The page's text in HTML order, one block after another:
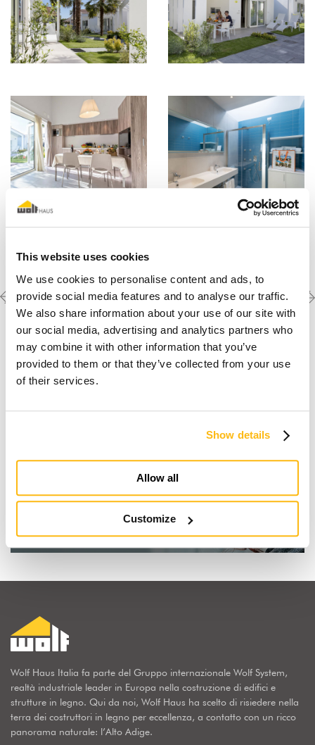
This website uses cookies
We use cookies to personalise content and ads, to
provide social media features and to analyse our traffic.
We also share information about your use of our site with
our social media, advertising and analytics partners who
may combine it with other information that you’ve
provided to them or that they’ve collected from your use
of their services.
Show details
Allow all
Customize
Previous
project
realizzazioni
Next
project
Io sogno una casa in legno
Scopri perchè
Wolf Haus Italia fa parte del Gruppo internazionale Wolf System,
realtà industriale leader in Europa nella costruzione di edifici e
strutture in legno. Qui da noi, Wolf Haus ha scelto di risiedere nella
terra dei costruttori in legno per eccellenza, a contatto con un ricco
panorama naturale: l’Alto Adige.